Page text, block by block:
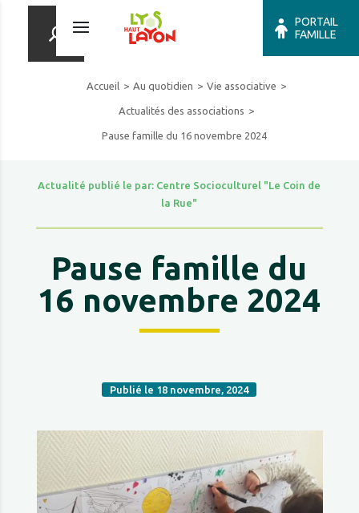
PORTAIL
FAMILLE
Accueil Au quotidien Vie associative
Actualités des associations
Pause famille du 16 novembre 2024
Actualité publié le par: Centre Socioculturel "Le Coin de
la Rue"
Pause famille du
16 novembre 2024
Publié le 18 novembre, 2024